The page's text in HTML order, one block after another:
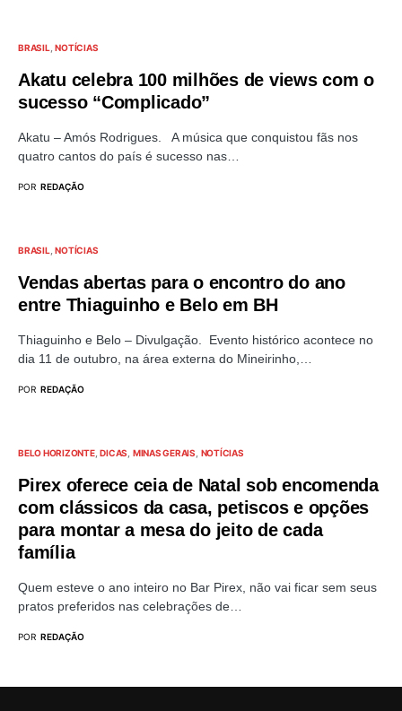
BRASIL NOTÍCIAS
Akatu celebra 100 milhões de views com o
sucesso “Complicado”
Akatu – Amós Rodrigues. A música que conquistou fãs nos
quatro cantos do país é sucesso nas…
POR REDAÇÃO
BRASIL NOTÍCIAS
Vendas abertas para o encontro do ano
entre Thiaguinho e Belo em BH
Thiaguinho e Belo – Divulgação. Evento histórico acontece no
dia 11 de outubro, na área externa do Mineirinho,…
POR REDAÇÃO
BELO HORIZONTE DICAS MINAS GERAIS NOTÍCIAS
Pirex oferece ceia de Natal sob encomenda
com clássicos da casa, petiscos e opções
para montar a mesa do jeito de cada
família
Quem esteve o ano inteiro no Bar Pirex, não vai ficar sem seus
pratos preferidos nas celebrações de…
POR REDAÇÃO